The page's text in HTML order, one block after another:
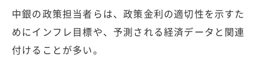
中銀の政策担当者らは、政策金利の適切性を示すた
めにインフレ目標や、予測される経済データと関連
付けることが多い。